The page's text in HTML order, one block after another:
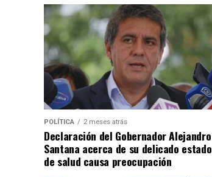
POLÍTICA 2 meses atrás
Declaración del Gobernador Alejandro
Santana acerca de su delicado estado
de salud causa preocupación